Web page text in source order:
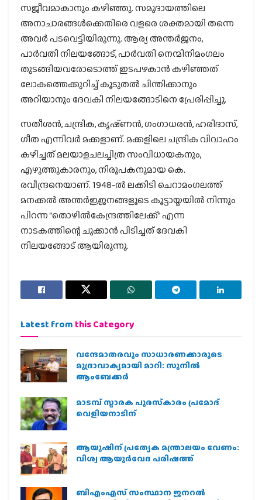
സജീവമാകാനും കഴിഞ്ഞു. സമുദായത്തിലെ
അനാചാരങ്ങൾക്കെതിരെ വളരെ ശക്തമായി തന്നെ
അവർ പടവെട്ടിയിരുന്നു. ആര്യ അന്തര്‍ജനം,
പാര്‍വതി നിലയങ്ങോട്, പാര്‍വതി നെന്മിനിമംഗലം
തുടങ്ങിയവരോടൊത്ത് ഇടപഴകാന്‍ കഴിഞ്ഞത്
ലോകത്തെക്കുറിച്ച് കൂടുതല്‍ ചിന്തിക്കാനും
അറിയാനും ദേവകി നിലയങ്ങോടിനെ പ്രേരിപ്പിച്ചു.
സതീശൻ, ചന്ദ്രിക, കൃഷ്‌ണൻ, ഗംഗാധരൻ, ഹരിദാസ്‌,
ഗീത എന്നിവർ മക്കളാണ്. മക്കളിലെ ചന്ദ്രിക വിവാഹം
കഴിച്ചത് മലയാളചലച്ചിത്ര സംവിധായകനും,
എഴുത്തുകാരനും, നിരൂപകനുമായ കെ.
രവീന്ദ്രനെയാണ്. 1948-ൽ ലക്കിടി ചെറാമംഗലത്ത്
മനക്കൽ അന്തർജ്ജനങ്ങളൂടെ കൂട്ടായ്മയിൽ നിന്നും
പിറന്ന “തൊഴിൽകേന്ദ്രത്തിലേക്ക്” എന്ന
നാടകത്തിന്റെ ചുക്കാൻ പിടിച്ചത് ദേവകി
നിലയങ്ങോട് ആയിരുന്നു.
Latest from this Category
വന്ദേമാതരവും സാധാരണക്കാരുടെ
മുദ്രാവാക്യമായി മാറി: സുനിൽ
ആംബേക്കർ
മാടമ്പ് സ്മാരക പുരസ്‌കാരം പ്രമോദ്
വെളിയനാടിന്
ആയുഷിന് പ്രത്യേക മന്ത്രാലയം വേണം:
വിശ്വ ആയുര്‍വേദ പരിഷത്ത്
ബിഎംഎസ് സംസ്ഥാന ജനറൽ